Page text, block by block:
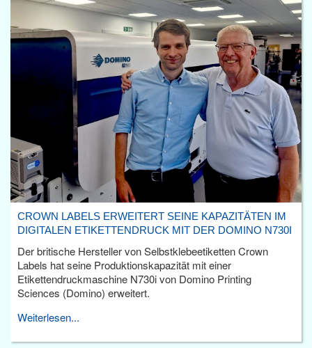
CROWN LABELS ERWEITERT SEINE KAPAZITÄTEN IM
DIGITALEN ETIKETTENDRUCK MIT DER DOMINO N730I
Der britische Hersteller von Selbstklebeetiketten Crown
Labels hat seine Produktionskapazität mit einer
Etikettendruckmaschine N730i von Domino Printing
Sciences (Domino) erweitert.
Weiterlesen...